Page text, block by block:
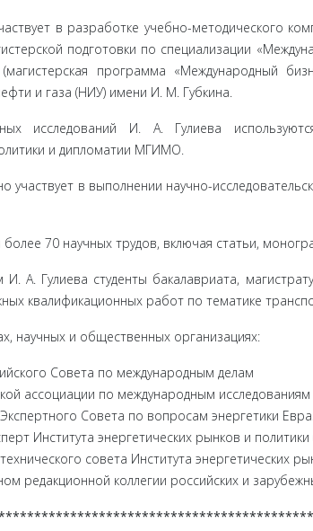
в разработке учебно-методического
подготовки по специализации
(ма­гистерская программа «Международный
и газа (НИУ) имени И. М. Губкина.
исследований И. А. Гулиева
и дипломатии МГИМО.
участвует в выполнении научно-
70 научных трудов, включая статьи,
И. А. Гулиева студенты бакалавриата,
квалификационных работ по тематике
научных и общественных организациях:
Совета по международным делам
ассоциации по международным исследованиям
Совета по вопросам энергетики
Института энергетических рынков и политики
совета Института энергетических
редакционной коллегии российских и